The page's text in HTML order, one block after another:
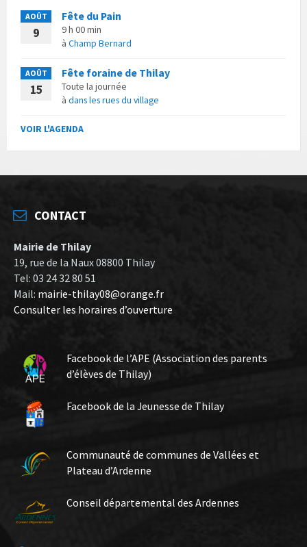
AOÛT
9
Fête du Pain
9 h 00 min
à Champ Bernard
AOÛT
15
Fête foraine de Thilay
Toute la journée
à dans les rues du village
VOIR L'AGENDA
CONTACT
Mairie de Thilay
19, rue de la Naux 08800 Thilay
Tel: 03 24 32 80 51
Mail: mairie-thilay08@orange.fr
Consulter les horaires d’ouverture
Facebook de l’APE (Association des parents
d’élèves de Thilay)
Facebook de la Jeunesse de Thilay
Communauté de communes de Vallées et
Plateau d’Ardenne
Conseil départemental des Ardennes